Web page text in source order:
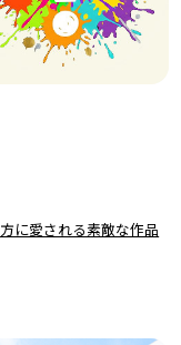
に愛される素敵な作品